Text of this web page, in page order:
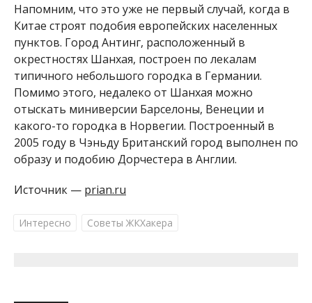
Напомним, что это уже не первый случай, когда в
Китае строят подобия европейских населенных
пунктов. Город Антинг, расположенный в
окрестностях Шанхая, построен по лекалам
типичного небольшого городка в Германии.
Помимо этого, недалеко от Шанхая можно
отыскать миниверсии Барселоны, Венеции и
какого-то городка в Норвегии. Построенный в
2005 году в Чэньду Британский город выполнен по
образу и подобию Дорчестера в Англии.
Источник — prian.ru
Интересно Советы ЖКХакера